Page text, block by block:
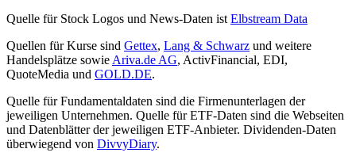
Quelle für Stock Logos und News-Daten ist Elbstream Data
Quellen für Kurse sind Gettex, Lang & Schwarz und weitere
Handelsplätze sowie Ariva.de AG, ActivFinancial, EDI,
QuoteMedia und GOLD.DE.
Quelle für Fundamentaldaten sind die Firmenunterlagen der
jeweiligen Unternehmen. Quelle für ETF-Daten sind die Webseiten
und Datenblätter der jeweiligen ETF-Anbieter. Dividenden-Daten
überwiegend von DivvyDiary.